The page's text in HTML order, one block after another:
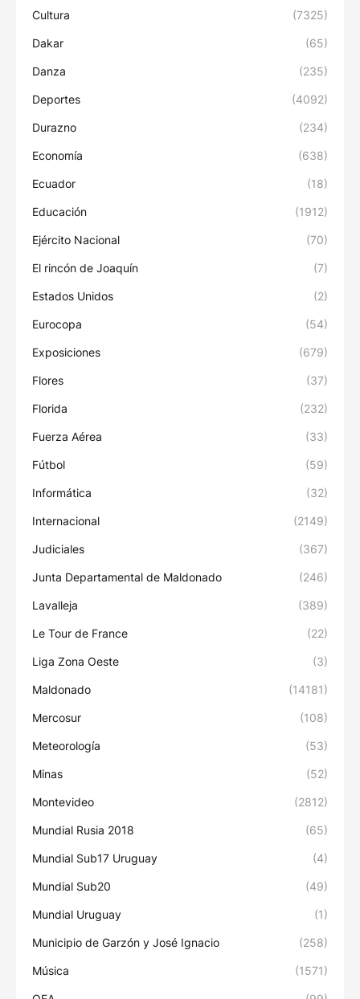
Cultura (7325)
Dakar (65)
Danza (235)
Deportes (4092)
Durazno (234)
Economía (638)
Ecuador (18)
Educación (1912)
Ejército Nacional (70)
El rincón de Joaquín (7)
Estados Unidos (2)
Eurocopa (54)
Exposiciones (679)
Flores (37)
Florida (232)
Fuerza Aérea (33)
Fútbol (59)
Informática (32)
Internacional (2149)
Judiciales (367)
Junta Departamental de Maldonado (246)
Lavalleja (389)
Le Tour de France (22)
Liga Zona Oeste (3)
Maldonado (14181)
Mercosur (108)
Meteorología (53)
Minas (52)
Montevideo (2812)
Mundial Rusia 2018 (65)
Mundial Sub17 Uruguay (4)
Mundial Sub20 (49)
Mundial Uruguay (1)
Municipio de Garzón y José Ignacio (258)
Música (1571)